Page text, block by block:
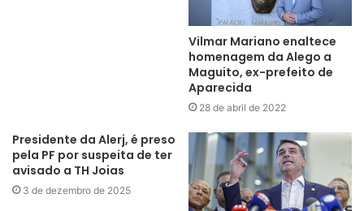
Vilmar Mariano enaltece
homenagem da Alego a
Maguito, ex-prefeito de
Aparecida
28 de abril de 2022
Presidente da Alerj, é preso
pela PF por suspeita de ter
avisado a TH Joias
3 de dezembro de 2025